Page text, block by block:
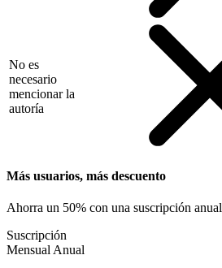
No es
necesario
mencionar la
autoría
Más usuarios, más descuento
Ahorra un 50% con una suscripción anual
Suscripción
Mensual Anual